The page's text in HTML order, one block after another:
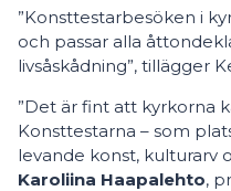
”Konsttestarbesöken i
och passar alla
livsåskådning”, tillägger
”Det är fint att kyrkorna
Konsttestarna – som
levande konst, kulturarv
Karoliina Haapalehto,